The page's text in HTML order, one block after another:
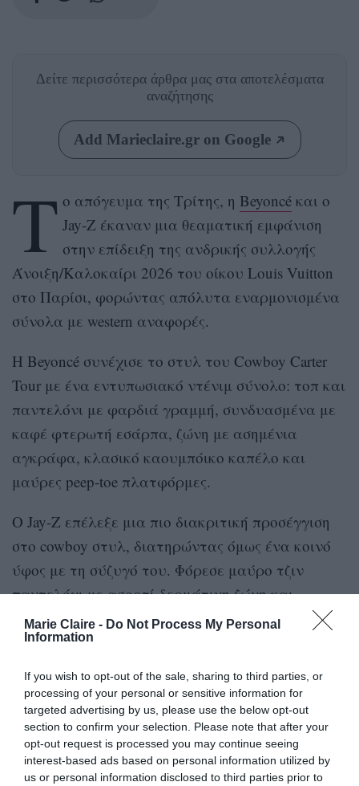
Marie Claire - Do Not Process My Personal
Information
If you wish to opt-out of the sale, sharing to third parties, or
processing of your personal or sensitive information for
targeted advertising by us, please use the below opt-out
section to confirm your selection. Please note that after your
opt-out request is processed you may continue seeing
interest-based ads based on personal information utilized by
us or personal information disclosed to third parties prior to
Δείτε περισσότερα άρθρα μας στα αποτελέσματα
αναζήτησης
Add Marieclaire.gr on Google
Τ ο απόγευμα της Τρίτης, η Beyoncéκαι ο
Jay-Z έκαναν μια θεαματική εμφάνιση
στην επίδειξη της ανδρικής συλλογής
Άνοιξη/Καλοκαίρι 2026 του οίκου Louis Vuitton
στο Παρίσι, φορώντας απόλυτα εναρμονισμένα
σύνολα με western αναφορές.
Η Beyoncé συνέχισε το στυλ του Cowboy Carter
Tour με ένα εντυπωσιακό ντένιμ σύνολο: τοπ και
παντελόνι με φαρδιά γραμμή, συνδυασμένα με
καφέ φτερωτή εσάρπα, ζώνη με ασημένια
αγκράφα, κλασικό καουμπόικο καπέλο και
μαύρες peep-toe πλατφόρμες.
Ο Jay-Z επέλεξε μια πιο διακριτική προσέγγιση
στο cowboy στυλ, διατηρώντας όμως ένα κοινό
ύφος με τη σύζυγό του. Φόρεσε μαύρο τζιν
παντελόνι με ασορτί δερμάτινη ζώνη και
ασημένια οβάλ αγκράφα. Το look ολοκληρώθηκε
με λευκό T-shirt, δερμάτινο jacket με patches του
μπότες. Φυσικά, δεν έλειψαν τα χαρακτηριστικά
μαύρα γυαλιά ηλίου του.